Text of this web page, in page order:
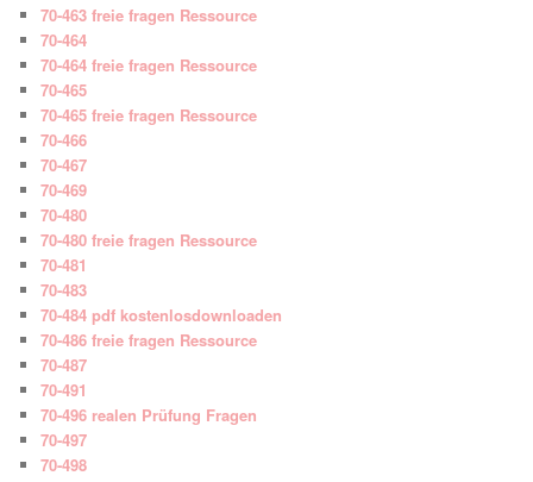
70-463 freie fragen Ressource
70-464
70-464 freie fragen Ressource
70-465
70-465 freie fragen Ressource
70-466
70-467
70-469
70-480
70-480 freie fragen Ressource
70-481
70-483
70-484 pdf kostenlosdownloaden
70-486 freie fragen Ressource
70-487
70-491
70-496 realen Prüfung Fragen
70-497
70-498